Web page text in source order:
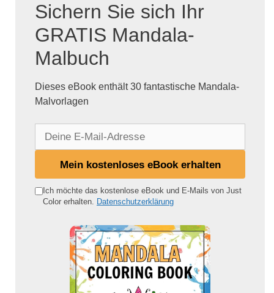
Sichern Sie sich Ihr
GRATIS Mandala-
Malbuch
Dieses eBook enthält 30 fantastische Mandala-
Malvorlagen
e
Mein kostenloses eBook erhalten
Ich möchte das kostenlose eBook und E-Mails von Just
Color erhalten. Datenschutzerklärung